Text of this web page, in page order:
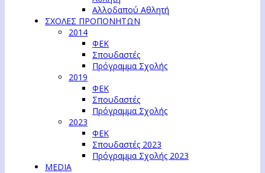
Αλλοδαπού Αθλητή
ΣΧΟΛΕΣ ΠΡΟΠΟΝΗΤΩΝ
2014
ΦΕΚ
Σπουδαστές
Πρόγραμμα Σχολής
2019
ΦΕΚ
Σπουδαστές
Πρόγραμμα Σχολής
2023
ΦΕΚ
Σπουδαστές 2023
Πρόγραμμα Σχολής 2023
MEDIA